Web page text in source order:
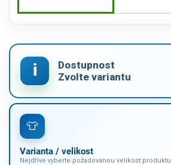
Varianta / velikost
Nejdříve vyberte požadovanou velikost produktu